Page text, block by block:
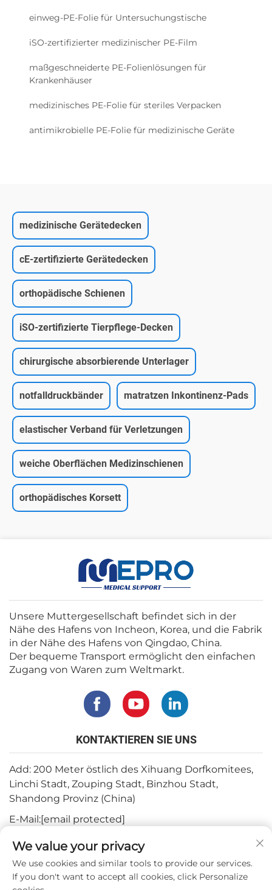
einweg-PE-Folie für Untersuchungstische
iSO-zertifizierter medizinischer PE-Film
maßgeschneiderte PE-Folienlösungen für
Krankenhäuser
medizinisches PE-Folie für steriles Verpacken
antimikrobielle PE-Folie für medizinische Geräte
medizinische Gerätedecken
cE-zertifizierte Gerätedecken
orthopädische Schienen
iSO-zertifizierte Tierpflege-Decken
chirurgische absorbierende Unterlager
notfalldruckbänder matratzen Inkontinenz-Pads
elastischer Verband für Verletzungen
weiche Oberflächen Medizinschienen
orthopädisches Korsett
Unsere Muttergesellschaft befindet sich in der
Nähe des Hafens von Incheon, Korea, und die Fabrik
in der Nähe des Hafens von Qingdao, China.
Der bequeme Transport ermöglicht den einfachen
Zugang von Waren zum Weltmarkt.
KONTAKTIEREN SIE UNS
Add: 200 Meter östlich des Xihuang Dorfkomitees,
Linchi Stadt, Zouping Stadt, Binzhou Stadt,
Shandong Provinz (China)
E-Mail:[email protected]
Tel.: +82-3180427370
Telefon: +86-15564344404
WhatsApp: +82-1022396668
We value your privacy
We use cookies and similar tools to provide our services.
If you don't want to accept all cookies, click Personalize